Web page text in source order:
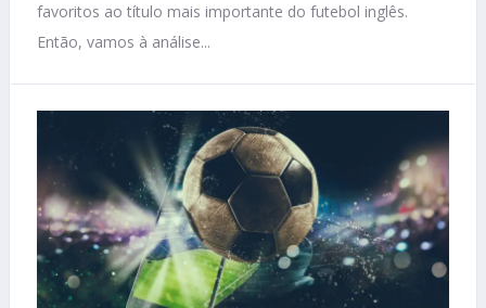
favoritos ao título mais importante do futebol inglês.
Então, vamos à análise...